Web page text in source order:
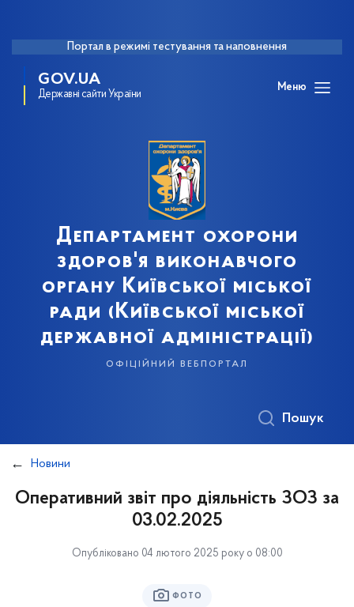
Портал в режимі тестування та наповнення
GOV.UA
Державні сайти України
Меню
Департамент охорони
здоров'я виконавчого
органу Київської міської
ради (Київської міської
державної адміністрації)
офіційний вебпортал
Пошук
Новини
Оперативний звіт про діяльність ЗОЗ за
03.02.2025
Опубліковано 04 лютого 2025 року о 08:00
ФОТО